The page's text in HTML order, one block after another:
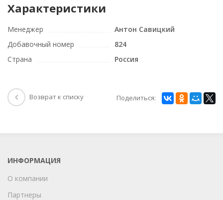
Характеристики
Менеджер
Антон Савицкий
Добавочный номер
824
Страна
Россия
Возврат к списку Поделиться:
ИНФОРМАЦИЯ
О компании
Партнеры